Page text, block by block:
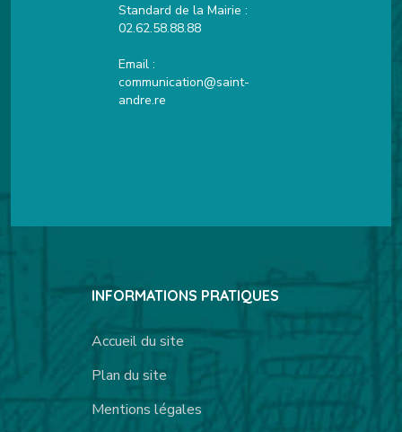
Standard de la Mairie :
02.62.58.88.88
Email :
communication@saint-
andre.re
INFORMATIONS PRATIQUES
Accueil du site
Plan du site
Mentions légales